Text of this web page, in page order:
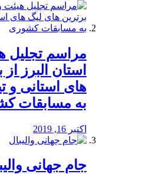
مراسم تجلیل
استان البرز
های استانی و
به مسابقات
اکتبر 16, 2019
جام جهانی